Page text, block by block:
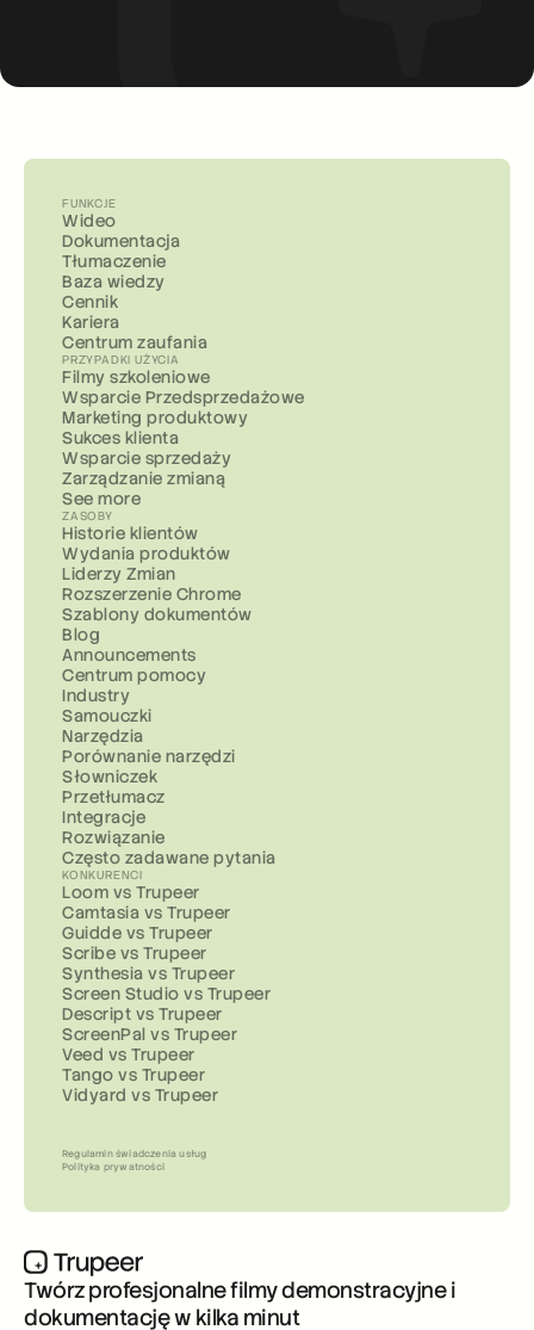
Twórz profesjonalne filmy demonstracyjne i
dokumentację w kilka minut
FUNKCJE
Wideo
Dokumentacja
Tłumaczenie
Baza wiedzy
Cennik
Kariera
Centrum zaufania
PRZYPADKI UŻYCIA
Filmy szkoleniowe
Wsparcie Przedsprzedażowe
Marketing produktowy
Sukces klienta
Wsparcie sprzedaży
Zarządzanie zmianą
See more
ZASOBY
Historie klientów
Wydania produktów
Liderzy Zmian
Rozszerzenie Chrome
Szablony dokumentów
Blog
Announcements
Centrum pomocy
Industry
Samouczki
Narzędzia
Porównanie narzędzi
Słowniczek
Przetłumacz
Integracje
Rozwiązanie
Często zadawane pytania
KONKURENCI
Loom vs Trupeer
Camtasia vs Trupeer
Guidde vs Trupeer
Scribe vs Trupeer
Synthesia vs Trupeer
Screen Studio vs Trupeer
Descript vs Trupeer
ScreenPal vs Trupeer
Veed vs Trupeer
Tango vs Trupeer
Vidyard vs Trupeer
Regulamin świadczenia usług
Polityka prywatności